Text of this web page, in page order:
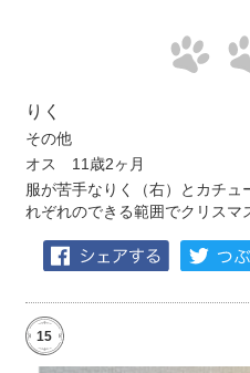
りく
その他
オス 11歳2ヶ月
服が苦手なりく（右）とカチ
れぞれのできる範囲でクリスマ
15